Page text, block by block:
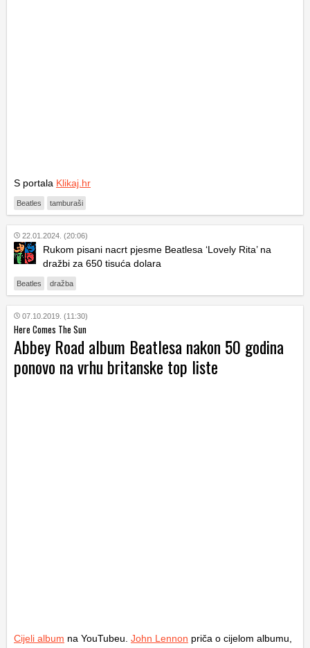
S portala Klikaj.hr
Beatles tamburaši
22.01.2024. (20:06)
Rukom pisani nacrt pjesme Beatlesa ‘Lovely Rita’ na
dražbi za 650 tisuća dolara
Beatles dražba
07.10.2019. (11:30)
Here Comes The Sun
Abbey Road album Beatlesa nakon 50 godina
ponovo na vrhu britanske top liste
Cijeli album na YouTubeu. John Lennon priča o cijelom albumu,